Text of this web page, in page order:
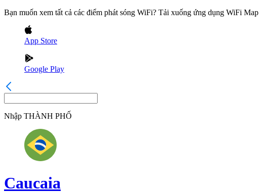
Bạn muốn xem tất cả các điểm phát sóng WiFi? Tải xuống ứng dụng WiFi Map
App Store
Google Play
Nhập THÀNH PHỐ
Caucaia